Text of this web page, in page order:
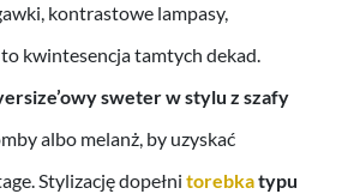
kontrastowe lampasy,
kwintesencja tamtych dekad.
sweter w stylu z szafy
albo melanż, by uzyskać
Stylizację dopełni torebkatypu